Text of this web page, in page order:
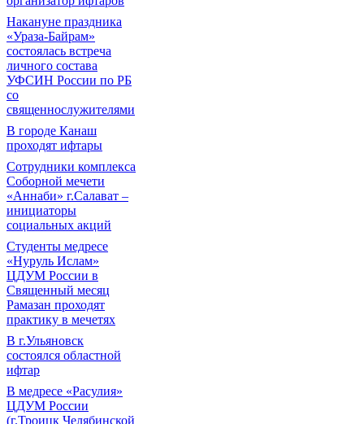
Накануне праздника
«Ураза-Байрам»
состоялась встреча
личного состава
УФСИН России по РБ
со
священнослужителями
В городе Канаш
проходят ифтары
Сотрудники комплекса
Соборной мечети
«Аннаби» г.Салават –
инициаторы
социальных акций
Cтуденты медресе
«Нуруль Ислам»
ЦДУМ России в
Священный месяц
Рамазан проходят
практику в мечетях
В г.Ульяновск
состоялся областной
ифтар
В медресе «Расулия»
ЦДУМ России
(г.Троицк Челябинской